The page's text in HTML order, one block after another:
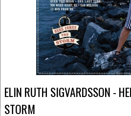
ELIN RUTH SIGVARDSSON -
STORM